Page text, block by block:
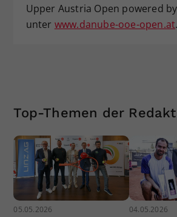
Upper Austria Open powered by
unter www.danube-ooe-open.at.
Top-Themen der
05.05.2026 04.05.2026